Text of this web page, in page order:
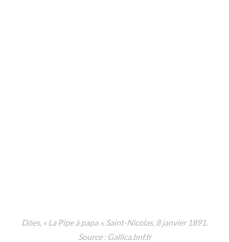
Döes, « La Pipe à papa », Saint-Nicolas, 8 janvier 1891.
Source : Gallica.bnf.fr
o